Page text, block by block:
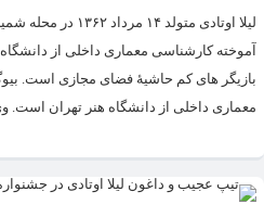
لیلا اوتادی
معماری داخلی از دانشگاه هنر تهران است.